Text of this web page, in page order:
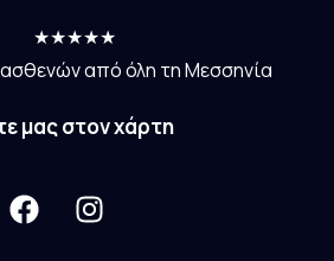
★★★★★
από όλη τη Μεσσηνία
μας στον χάρτη